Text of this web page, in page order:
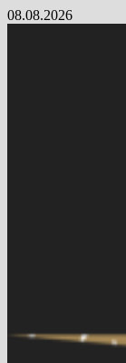
Skip
08.08.2026